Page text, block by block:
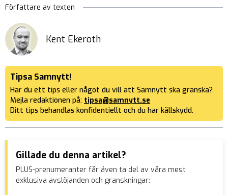
Författare av texten
Kent Ekeroth
Tipsa Samnytt!
Har du ett tips eller något du vill att Samnytt ska granska?
Mejla redaktionen på: tipsa@samnytt.se
Ditt tips behandlas konfidentiellt och du har källskydd.
Gillade du denna artikel?
PLUS-prenumeranter får även ta del av våra mest
exklusiva avslöjanden och granskningar: